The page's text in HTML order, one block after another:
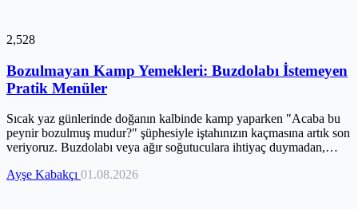
2,528
Bozulmayan Kamp Yemekleri: Buzdolabı İstemeyen
Pratik Menüler
Sıcak yaz günlerinde doğanın kalbinde kamp yaparken "Acaba bu
peynir bozulmuş mudur?" şüphesiyle iştahınızın kaçmasına artık son
veriyoruz. Buzdolabı veya ağır soğutuculara ihtiyaç duymadan,
tanışın. Su aktivitesi düşük, besleyici ve dayanıklı gıdalarla
Ayşe Kabakçı 01.08.2026